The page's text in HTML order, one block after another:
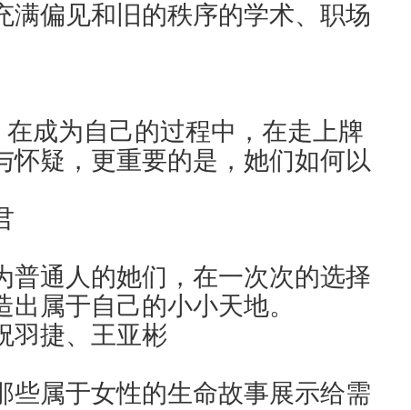
满偏见和旧的秩序的学术、职场
成为自己的过程中，在走上牌
疑，更重要的是，她们如何以
普通人的她们，在一次次的选择
属于自己的小小天地。
羽捷、王亚彬
些属于女性的生命故事展示给需